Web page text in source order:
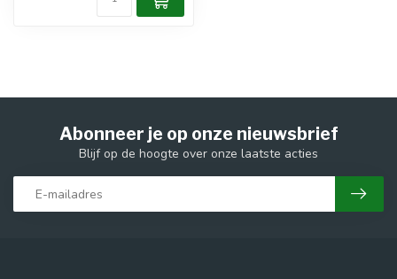
Abonneer je op onze nieuwsbrief
Blijf op de hoogte over onze laatste acties